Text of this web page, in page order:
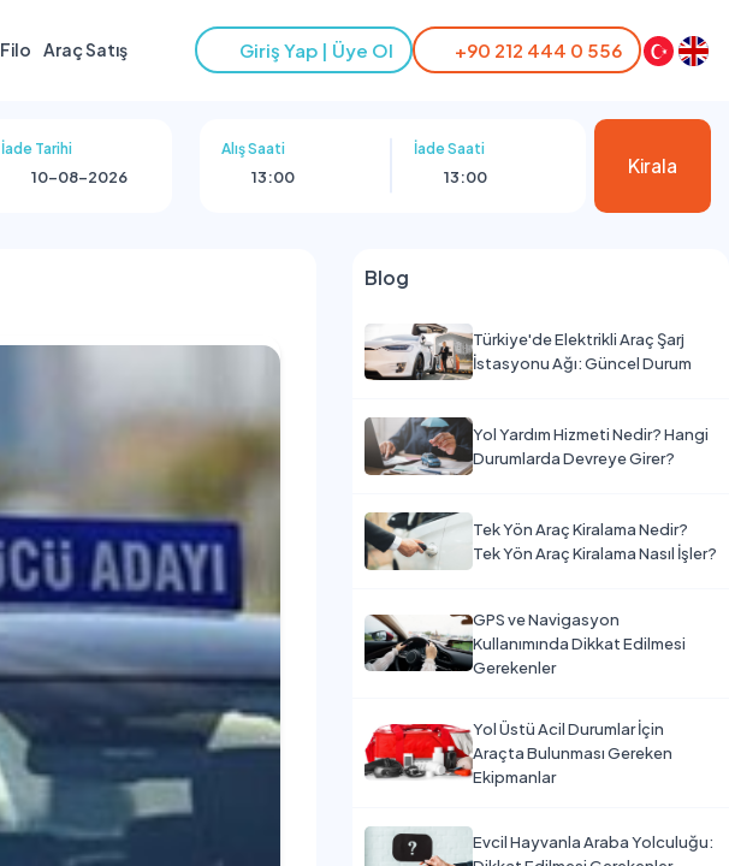
Filo Araç Satış Giriş Yap | Üye Ol +90 212 444 0 556
İade Tarihi Alış Saati
13:00
İade Saati
13:00 Kirala
Blog
Türkiye'de Elektrikli Araç Şarj
İstasyonu Ağı: Güncel Durum
Yol Yardım Hizmeti Nedir? Hangi
Durumlarda Devreye Girer?
Tek Yön Araç Kiralama Nedir?
Tek Yön Araç Kiralama Nasıl İşler?
GPS ve Navigasyon
Kullanımında Dikkat Edilmesi
Gerekenler
Yol Üstü Acil Durumlar İçin
Araçta Bulunması Gereken
Ekipmanlar
Evcil Hayvanla Araba Yolculuğu: